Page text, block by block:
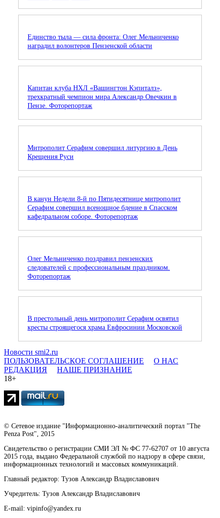
Единство тыла — сила фронта: Олег Мельниченко
наградил волонтеров Пензенской области
Капитан клуба НХЛ «Вашингтон Кэпиталз»,
трехкратный чемпион мира Александр Овечкин в
Пензе. Фоторепортаж
Митрополит Серафим совершил литургию в День
Крещения Руси
В канун Недели 8-й по Пятидесятнице митрополит
Серафим совершил всенощное бдение в Спасском
кафедральном соборе. Фоторепортаж
Олег Мельниченко поздравил пензенских
следователей с профессиональным праздником.
Фоторепортаж
В престольный день митрополит Серафим освятил
кресты строящегося храма Евфросинии Московской
Новости smi2.ru
ПОЛЬЗОВАТЕЛЬСКОЕ СОГЛАШЕНИЕ
О НАС
РЕДАКЦИЯ
НАШЕ ПРИЗНАНИЕ
18+
© Сетевое издание "Информационно-аналитический портал "The
Penza Post", 2015
Свидетельство о регистрации СМИ ЭЛ № ФС 77-62707 от 10 августа
2015 года, выдано Федеральной службой по надзору в сфере связи,
информационных технологий и массовых коммуникаций.
Главный редактор: Тузов Александр Владиславович
Учредитель: Тузов Александр Владиславович
E-mail: vipinfo@yandex.ru